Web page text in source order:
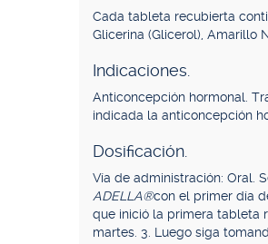
Cada tableta recubierta
Glicerina (Glicerol), Amarillo
Indicaciones.
Anticoncepción hormonal.
indicada la anticoncepción
Dosificación.
Vía de administración: Oral.
ADELLA®con el primer día
que inició la primera tableta
martes. 3. Luego siga